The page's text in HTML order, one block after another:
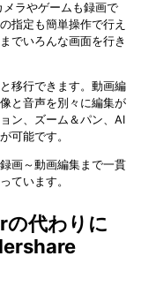
ラやゲームも録画で
指定も簡単操作で行え
でいろんな画面を行き
移行できます。動画編
と音声を別々に編集が
ン、ズーム＆パン、AI
可能です。
画～動画編集まで一貫
ています。
代わりに